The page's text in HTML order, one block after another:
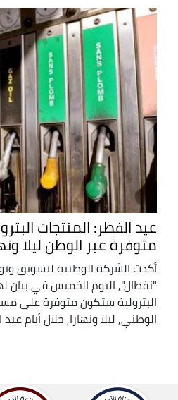
عيد الفطر: المنتجات
متوفرة عبر الوطن ليلا
أكدت الشركة الوطنية لتسويق
"نفطال", اليوم الخميس في بيان
البترولية ستكون متوفرة على
الوطني, ليلا ونهارا, خلال أيام عيد